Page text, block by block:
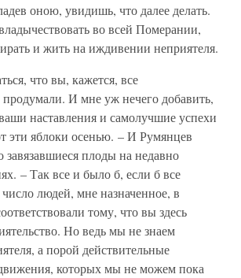
оною, увидишь, что далее делать.
во всей Померании,
и жить на иждивении неприятеля.
что вы, кажется, все
И мне уж нечего добавить,
наставления и самолучшие успехи
эти яблоки осенью. – И Румянцев
завязавшиеся плоды на недавно
– Так все и было б, если б все
число людей, мне назначенное, в
тому, что вы здесь
Но ведь мы не знаем
а порой действительные
которых мы не можем пока